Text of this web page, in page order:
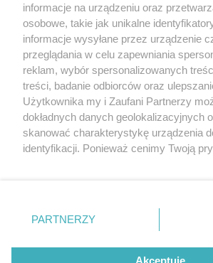
1 / 0
Nie zapomnij
zapoznać się z:
polityką prywatności regulamin
Twojemiasto
Piekary Śląskie
Chorzów
Tarnowskie Góry
Gliwice
Kontakt
Wydawca
Redakcja
informacje na urządzeniu oraz
osobowe, takie jak unikalne
informacje wysyłane przez urządzenie
przeglądania w celu zapewniania
reklam, wybór spersonalizowanych
treści, badanie odbiorców oraz
Użytkownika my i Zaufani Partnerzy
dokładnych danych geolokalizacyjnych
skanować charakterystykę urządzenia
identyfikacji. Ponieważ cenimy Twoją
prywatności znajdujący się w lewym
. Niektóre rodzaje przetwarzania
zgody użytkownika, ale masz prawo
takiemu przetwarzaniu. Preferencje będą
PARTNERZY
Akceptuję